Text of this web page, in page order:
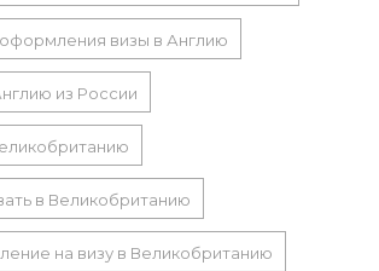
визы в Англию
из России
в Великобританию
на визу в Великобританию